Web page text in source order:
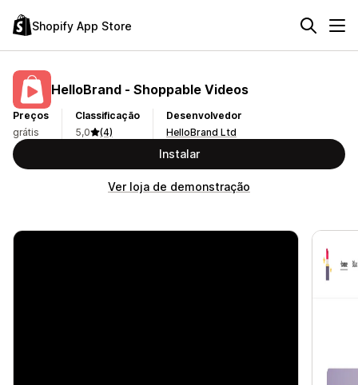
Shopify App Store
HelloBrand ‑ Shoppable Videos
Preços
grátis
Classificação
5,0
(4)
Desenvolvedor
HelloBrand Ltd
Instalar
Ver loja de demonstração